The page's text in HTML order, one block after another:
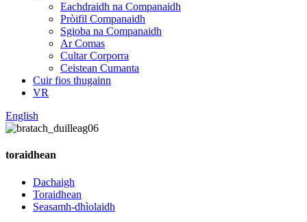
Eachdraidh na Companaidh
Pròifil Companaidh
Sgioba na Companaidh
Ar Comas
Cultar Corporra
Ceistean Cumanta
Cuir fios thugainn
VR
English
toraidhean
Dachaigh
Toraidhean
Seasamh-dhìolaidh